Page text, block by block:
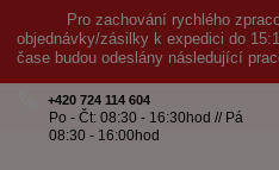
Pro zachování rychlého
objednávky/zásilky k expedici do
čase budou odeslány následující
+420 724 114 604
Po - Čt: 08:30 - 16:30hod // Pá
08:30 - 16:00hod